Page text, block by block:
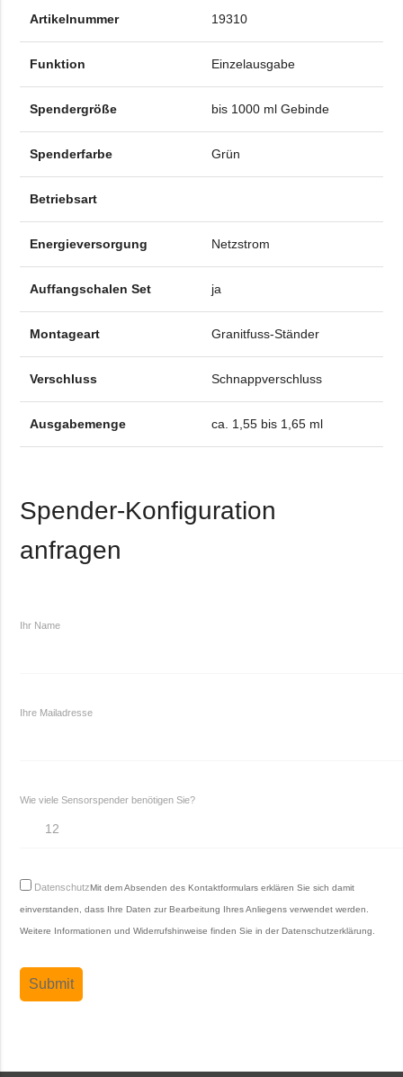
Artikelnummer 19310
Funktion Einzelausgabe
Spendergröße bis 1000 ml Gebinde
Spenderfarbe Grün
Betriebsart
Energieversorgung Netzstrom
Auffangschalen Set ja
Montageart Granitfuss-Ständer
Verschluss Schnappverschluss
Ausgabemenge ca. 1,55 bis 1,65 ml
Spender-Konfiguration
anfragen
Ihr Name
Ihre Mailadresse
Wie viele Sensorspender benötigen Sie?
DatenschutzMit dem Absenden des Kontaktformulars erklären Sie sich damit
einverstanden, dass Ihre Daten zur Bearbeitung Ihres Anliegens verwendet werden.
Weitere Informationen und Widerrufshinweise finden Sie in derDatenschutzerklärung